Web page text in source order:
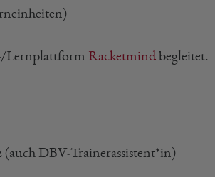
Lernplattform Racketmind begleitet.
DBV-Trainerassistent*in)